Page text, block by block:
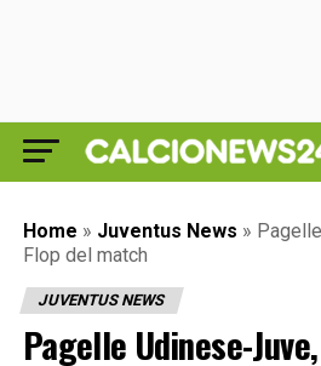
Home » Juventus News »
Flop del match
JUVENTUS NEWS
Pagelle Udinese-